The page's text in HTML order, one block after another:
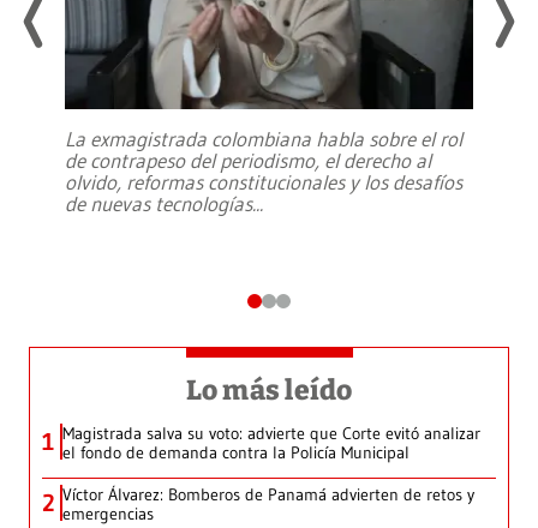
La exmagistrada colombiana habla sobre el rol
de contrapeso del periodismo, el derecho al
olvido, reformas constitucionales y los desafíos
de nuevas tecnologías...
Lo más leído
1 Magistrada salva su voto: advierte que Corte evitó analizar
el fondo de demanda contra la Policía Municipal
2 Víctor Álvarez: Bomberos de Panamá advierten de retos y
emergencias